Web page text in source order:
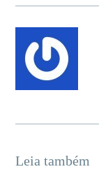
Leia também